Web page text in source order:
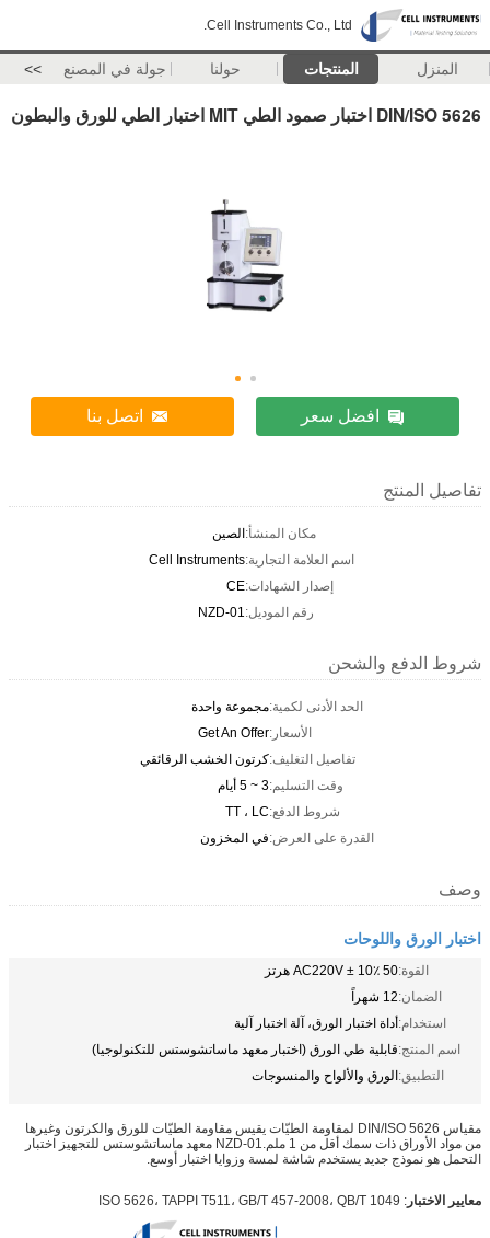
Cell Instruments Co., Ltd.
المنزل المنتجات حولنا جولة في المصنع >>
DIN/ISO 5626 اختبار صمود الطي MIT اختبار الطي للورق والبطون
افضل سعر اتصل بنا
تفاصيل المنتج
مكان المنشأ:الصين
اسم العلامة التجارية:Cell Instruments
إصدار الشهادات:CE
رقم الموديل:NZD-01
شروط الدفع والشحن
الحد الأدنى لكمية:مجموعة واحدة
الأسعار:Get An Offer
تفاصيل التغليف:كرتون الخشب الرقائقي
وقت التسليم:3 ~ 5 أيام
شروط الدفع:TT ، LC
القدرة على العرض:في المخزون
وصف
اختبار الورق واللوحات
القوة:AC220V ± 10٪ 50 هرتز
الضمان:12 شهراً
استخدام:أداة اختبار الورق، آلة اختبار آلية
اسم المنتج:قابلية طي الورق (اختبار معهد ماساتشوستس للتكنولوجيا)
التطبيق:الورق والألواح والمنسوجات
مقياس DIN/ISO 5626 لمقاومة الطيّات يقيس مقاومة الطيّات للورق والكرتون وغيرها
من مواد الأوراق ذات سمك أقل من 1 ملم.NZD-01 معهد ماساتشوستس للتجهيز اختبار
التحمل هو نموذج جديد يستخدم شاشة لمسة وزوايا اختبار أوسع.
معايير الاختبار : ISO 5626، TAPPI T511، GB/T 457-2008، QB/T 1049